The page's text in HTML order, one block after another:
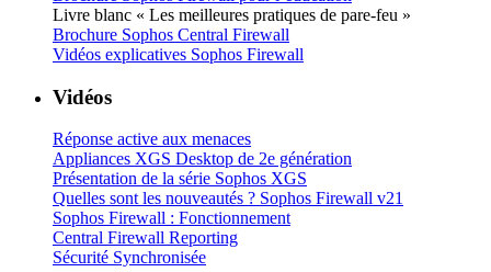
Livre blanc « Les meilleures pratiques de pare-feu »
Brochure Sophos Central Firewall
Vidéos explicatives Sophos Firewall
Vidéos
Réponse active aux menaces
Appliances XGS Desktop de 2e génération
Présentation de la série Sophos XGS
Quelles sont les nouveautés ? Sophos Firewall v21
Sophos Firewall : Fonctionnement
Central Firewall Reporting
Sécurité Synchronisée